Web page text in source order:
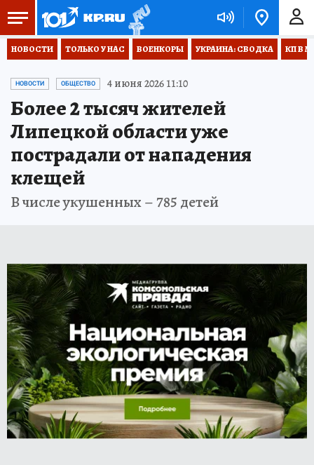
НОВОСТИ ТОЛЬКО У НАС ВОЕНКОРЫ УКРАИНА: СВОДКА КП В
НОВОСТИ ОБЩЕСТВО 4 июня 2026 11:10
Более 2 тысяч жителей
Липецкой области уже
пострадали от нападения
клещей
В числе укушенных – 785 детей